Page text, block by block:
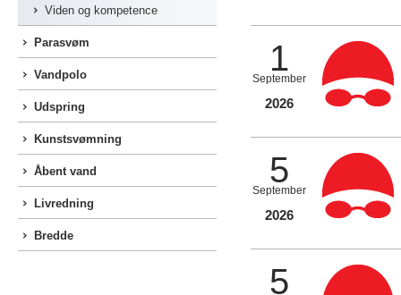
Viden og kompetence
Parasvøm
Vandpolo
Udspring
Kunstsvømning
Åbent vand
Livredning
Bredde
1
September
2026
5
September
2026
5